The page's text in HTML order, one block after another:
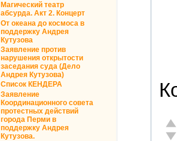
Магический театр
абсурда. Акт 2. Концерт
От океана до космоса в
поддержку Андрея
Кутузова
Заявление против
нарушения открытости
заседания суда (Дело
Андрея Кутузова)
Список КЕНДЕРА
Заявление
Координационного совета
протестных действий
города Перми в
поддержку Андрея
Кутузова.